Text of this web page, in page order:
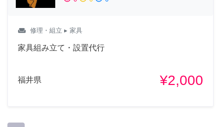
weekend 修理・組立 ▸ 家具
家具組み立て・設置代行
福井県 ¥2,000